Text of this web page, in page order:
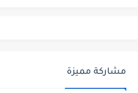
مشاركة مميزة